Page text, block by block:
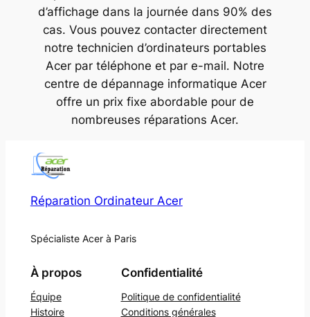
d’affichage dans la journée dans 90% des
cas. Vous pouvez contacter directement
notre technicien d’ordinateurs portables
Acer par téléphone et par e-mail. Notre
centre de dépannage informatique Acer
offre un prix fixe abordable pour de
nombreuses réparations Acer.
Réparation Ordinateur Acer
Spécialiste Acer à Paris
À propos
Équipe
Histoire
Confidentialité
Politique de confidentialité
Conditions générales